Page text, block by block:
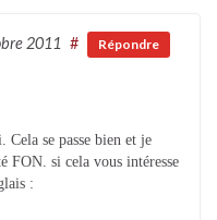
2011 # Répondre
se passe bien et je
FON. si cela vous intéresse
: